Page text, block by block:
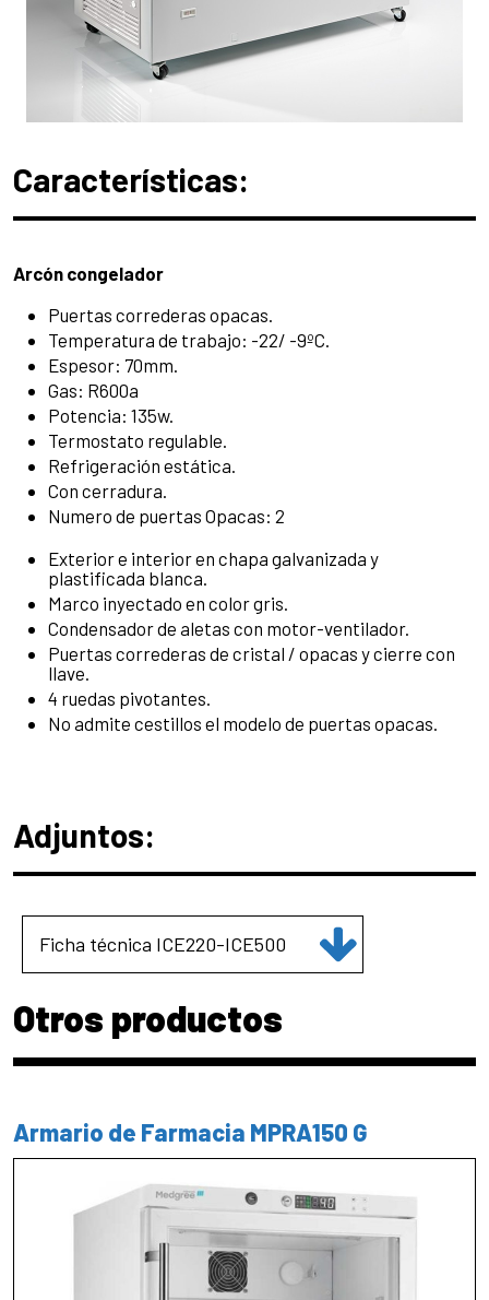
Características:
Arcón congelador
Puertas correderas opacas.
Temperatura de trabajo: -22/ -9ºC.
Espesor: 70mm.
Gas: R600a
Potencia: 135w.
Termostato regulable.
Refrigeración estática.
Con cerradura.
Numero de puertas Opacas: 2
Exterior e interior en chapa galvanizada y
plastificada blanca.
Marco inyectado en color gris.
Condensador de aletas con motor-ventilador.
Puertas correderas de cristal / opacas y cierre con
llave.
4 ruedas pivotantes.
No admite cestillos el modelo de puertas opacas.
Adjuntos:
Ficha técnica ICE220-ICE500
Otros productos
Armario de Farmacia MPRA150 G